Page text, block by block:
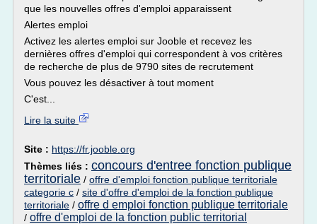
que les nouvelles offres d'emploi apparaissent
Alertes emploi
Activez les alertes emploi sur Jooble et recevez les
dernières offres d'emploi qui correspondent à vos critères
de recherche de plus de 9790 sites de recrutement
Vous pouvez les désactiver à tout moment
C'est...
Lire la suite
Site : https://fr.jooble.org
Thèmes liés : concours d'entree fonction publique
territoriale / offre d'emploi fonction publique territoriale
categorie c / site d'offre d'emploi de la fonction publique
territoriale / offre d emploi fonction publique territoriale
/ offre d'emploi de la fonction public territorial